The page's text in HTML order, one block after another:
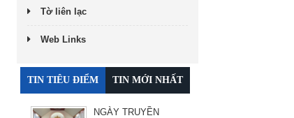
Tờ liên lạc
Web Links
TIN TIÊU ĐIỂM TIN MỚI NHẤT
NGÀY TRUYỀN